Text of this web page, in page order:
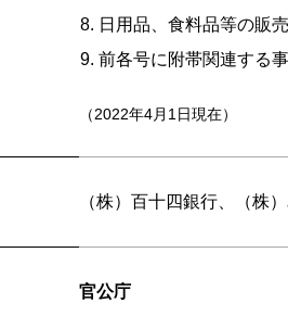
日用品、食料品等の販売
前各号に附帯関連する
（2022年4月1日現在）
（株）百十四銀行、（株
官公庁